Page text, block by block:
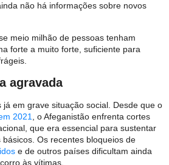
não há informações sobre novos
meio milhão de pessoas tenham
forte a muito forte, suficiente para
agravada
em grave situação social. Desde que o
2021
, o Afeganistão enfrenta cortes
que era essencial para sustentar
Os recentes bloqueios de
e de outros países dificultam ainda
às vítimas.